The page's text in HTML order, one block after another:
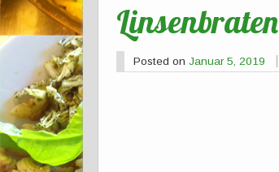
Linsenbraten
Posted on Januar 5, 2019